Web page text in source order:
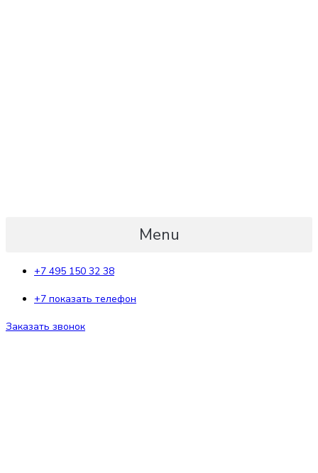
Menu
+7 495 150 32 38
+7 показать телефон
Заказать звонок